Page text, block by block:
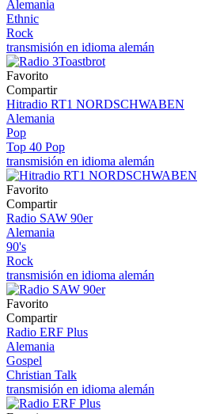
Alemania
Ethnic
Rock
transmisión en idioma alemán
Favorito
Compartir
Hitradio RT1 NORDSCHWABEN
Alemania
Pop
Top 40 Pop
transmisión en idioma alemán
Favorito
Compartir
Radio SAW 90er
Alemania
90's
Rock
transmisión en idioma alemán
Favorito
Compartir
Radio ERF Plus
Alemania
Gospel
Christian Talk
transmisión en idioma alemán